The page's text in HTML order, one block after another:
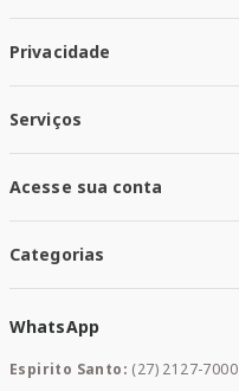
Trabalhe conosco
Responsabilidade Social
Nossas Lojas
Privacidade
Política de Entrega
Trocas e Devoluções
Serviços
Santa Mais Exames
Santa Mais Serviços
Santa Mais Convenios
Acesse sua conta
Meus Pedidos
Categorias
Saúde e Bem-estar
Mamães e Bebê
WhatsApp
Espirito Santo: (27) 2127-7000